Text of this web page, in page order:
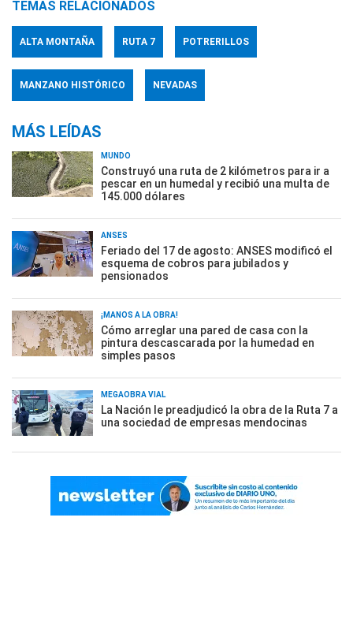
TEMAS RELACIONADOS
ALTA MONTAÑA RUTA 7 POTRERILLOS
MANZANO HISTÓRICO NEVADAS
MÁS LEÍDAS
MUNDO
Construyó una ruta de 2 kilómetros para ir a
pescar en un humedal y recibió una multa de
145.000 dólares
ANSES
Feriado del 17 de agosto: ANSES modificó el
esquema de cobros para jubilados y
pensionados
¡MANOS A LA OBRA!
Cómo arreglar una pared de casa con la
pintura descascarada por la humedad en
simples pasos
MEGAOBRA VIAL
La Nación le preadjudicó la obra de la Ruta 7 a
una sociedad de empresas mendocinas